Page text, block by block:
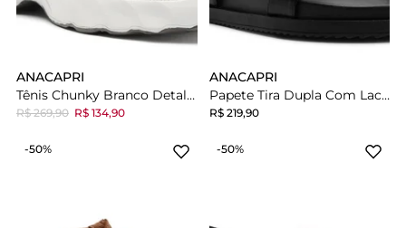
ANACAPRI
Tênis Chunky Branco Detalhe Cinza
R$ 269,90 R$ 134,90
ANACAPRI
Papete Tira Dupla Com Lacinhos Preta
R$ 219,90
-50% -50%